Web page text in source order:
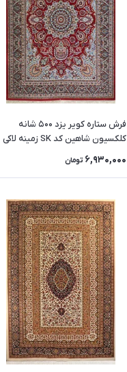
فرش ستاره کویر یزد 500 شانه
کلکسیون شاهین کد SK زمینه لاکی
6,930,000 تومان